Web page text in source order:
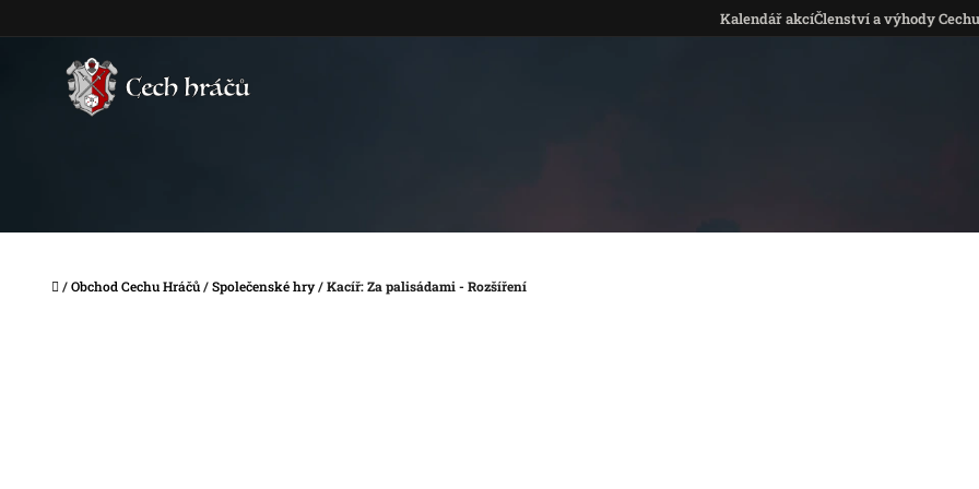
Kalendář akcíČlenství a výhody Cechu
Domů
/Obchod Cechu Hráčů/Společenské hry/Kacíř: Za palisádami - Rozšíření